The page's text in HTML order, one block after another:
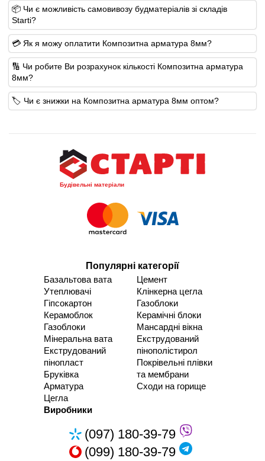
📦 Чи є можливість самовивозу будматеріалів зі складів
Starti?
💳 Як я можу оплатити Композитна арматура 8мм?
🔢 Чи робите Ви розрахунок кількості Композитна арматура
8мм?
🏷️ Чи є знижки на Композитна арматура 8мм оптом?
Будівельні матеріали
Популярні категорії
Базальтова вата
Утеплювачі
Гіпсокартон
Керамоблок
Газоблоки
Мінеральна вата
Екструдований
пінопласт
Бруківка
Арматура
Цегла
Цемент
Клінкерна цегла
Газоблоки
Керамічні блоки
Мансардні вікна
Екструдований
пінополістирол
Покрівельні плівки
та мембрани
Сходи на горище
Виробники
(097) 180-39-79
(099) 180-39-79